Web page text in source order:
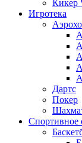
Кикер
Игротека
Дартс
Покер
Спортивное